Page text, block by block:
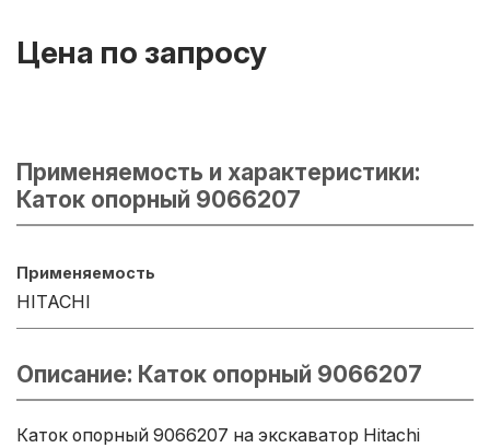
Цена по запросу
Применяемость и характеристики:
Каток опорный 9066207
Применяемость
HITACHI
Описание: Каток опорный 9066207
Каток опорный 9066207 на экскаватор Hitachi